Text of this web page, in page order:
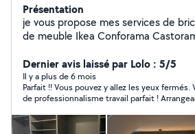
Présentation
je vous propose mes services de
de meuble Ikea Conforama
tableau et luminaire plafonnier led ,
à rideau
Dernier avis laissé par Lolo : 5/5
Il y a plus de 6 mois
Parfait !! Vous pouvez y allez les yeux fermés. Walid a fait preuve
de professionnalisme travail parfait !